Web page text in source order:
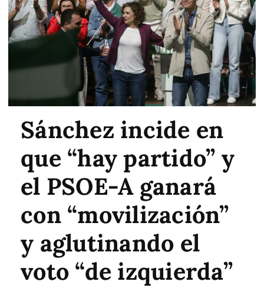
Sánchez incide en
que “hay partido” y
el PSOE-A ganará
con “movilización”
y aglutinando el
voto “de izquierda”